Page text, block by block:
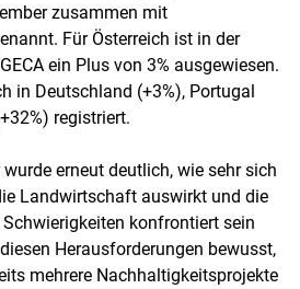
zusammen mit
Für Österreich ist in der
ein Plus von 3% ausgewiesen.
in Deutschland (+3%), Portugal
registriert.
erneut deutlich, wie sehr sich
Landwirtschaft auswirkt und die
konfrontiert sein
Herausforderungen bewusst,
mehrere Nachhaltigkeitsprojekte